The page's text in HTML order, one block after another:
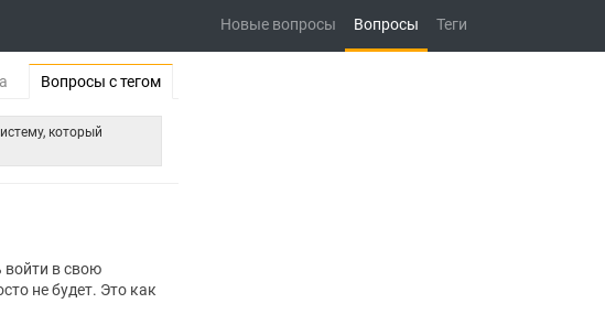
Новые вопросы Вопросы Теги
Вопросы с тегом
который
войти в свою
не будет. Это как